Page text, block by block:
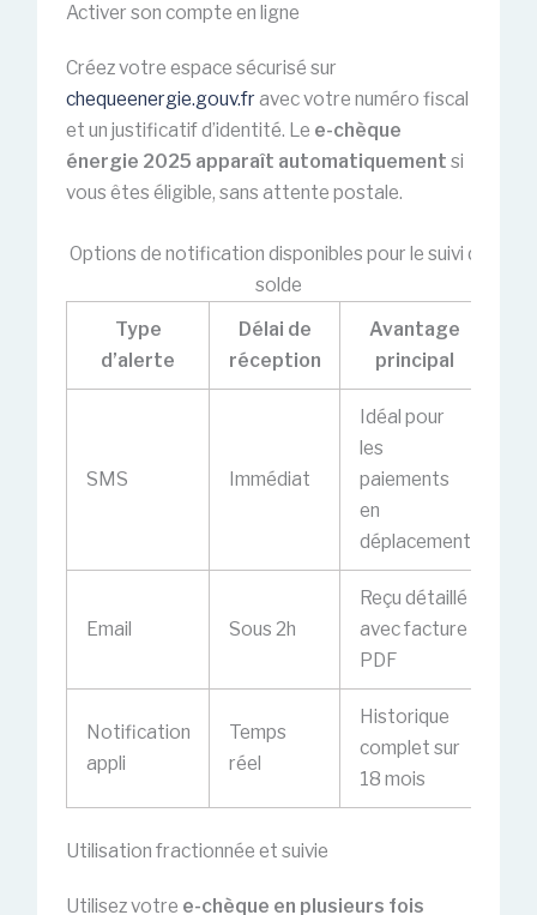
Activer son compte en ligne
Créez votre espace sécurisé sur
chequeenergie.gouv.fravec votre numéro fiscal
et un justificatif d’identité. Le e-chèque
énergie 2025 apparaît automatiquement si
vous êtes éligible, sans attente postale.
Options de notification disponibles pour le suivi du
solde
Type
d’alerte
Délai de
réception
Avantage
principal
SMS Immédiat
Idéal pour
les
paiements
en
déplacement
Email Sous 2h
Reçu détaillé
avec facture
PDF
Notification
appli
Temps
réel
Historique
complet sur
18 mois
Utilisation fractionnée et suivie
Utilisez votre e-chèque en plusieurs fois